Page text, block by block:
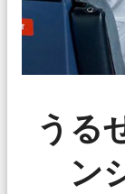
うる
ン